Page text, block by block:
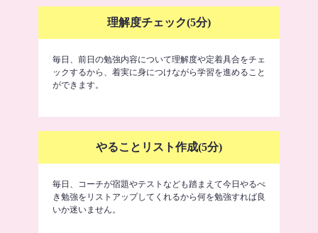
理解度チェック(5分)
毎日、前日の勉強内容について理解度や定着具合をチェ
ックするから、着実に身につけながら学習を進めること
ができます。
やることリスト作成(5分)
毎日、コーチが宿題やテストなども踏まえて今日やるべ
き勉強をリストアップしてくれるから何を勉強すれば良
いか迷いません。